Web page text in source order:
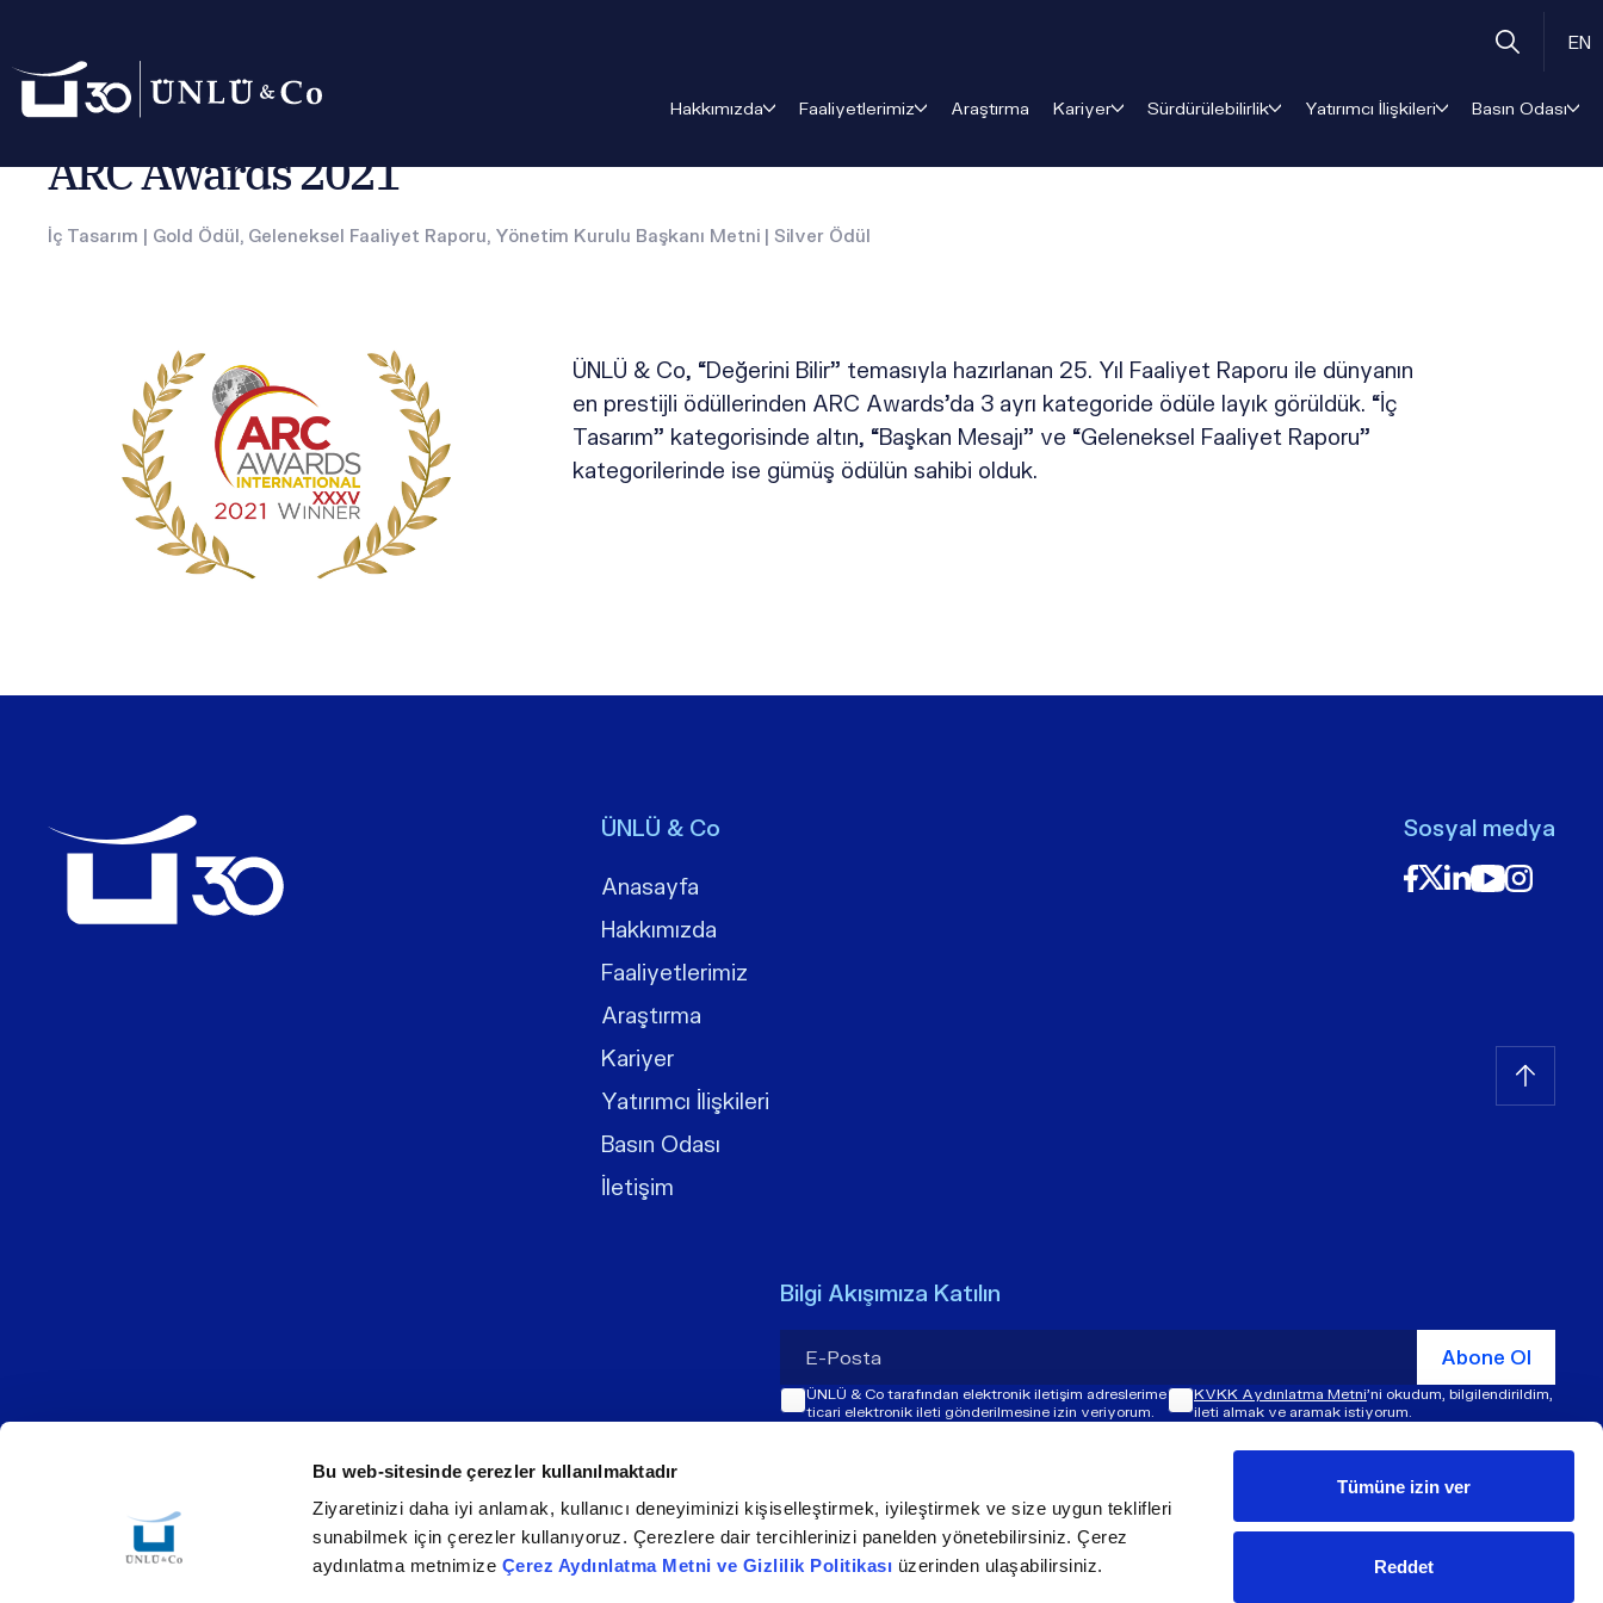
Bu web-sitesinde çerezler kullanılmaktadır
Ziyaretinizi daha iyi anlamak, kullanıcı deneyiminizi kişiselleştirmek, iyileştirmek ve size uygun teklifleri
sunabilmek için çerezler kullanıyoruz. Çerezlere dair tercihlerinizi panelden yönetebilirsiniz. Çerez
aydınlatma metnimize Çerez Aydınlatma Metni ve Gizlilik Politikası üzerinden ulaşabilirsiniz.
Tümüne izin ver
Reddet
EN
Hakkımızda Faaliyetlerimiz Araştırma Kariyer Sürdürülebilirlik Yatırımcı İlişkileri Basın Odası
ARC Awards 2021
İç Tasarım | Gold Ödül, Geleneksel Faaliyet Raporu, Yönetim Kurulu Başkanı Metni | Silver Ödül
ÜNLÜ & Co, “Değerini Bilir” temasıyla hazırlanan 25. Yıl Faaliyet Raporu ile dünyanın
en prestijli ödüllerinden ARC Awards’da 3 ayrı kategoride ödüle layık görüldük. “İç
Tasarım” kategorisinde altın, “Başkan Mesajı” ve “Geleneksel Faaliyet Raporu”
kategorilerinde ise gümüş ödülün sahibi olduk.
ÜNLÜ & Co
Anasayfa
Hakkımızda
Faaliyetlerimiz
Araştırma
Kariyer
Yatırımcı İlişkileri
Basın Odası
İletişim
Sosyal medya
Bilgi Akışımıza Katılın
Abone Ol
ÜNLÜ & Co tarafından elektronik iletişim adreslerime
ticari elektronik ileti gönderilmesine izin veriyorum.
KVKK Aydınlatma Metni'ni okudum, bilgilendirildim,
ileti almak ve aramak istiyorum.
Çerez PolitikasıBilgi Toplumu HizmetleriKVKK © ​​2026 ÜNLÜ & Co. Tüm hakları saklıdır.